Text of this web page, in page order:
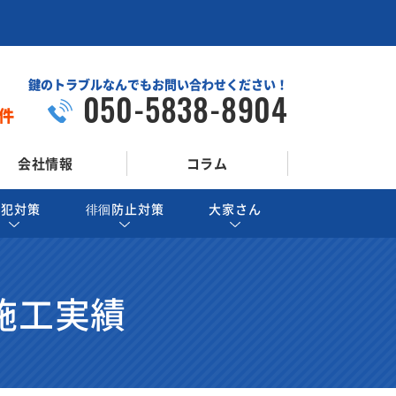
鍵のトラブルなんでもお問い合わせください！
050-5838-8904
会社情報 コラム
対策 徘徊防止対策 大家さん
工実績